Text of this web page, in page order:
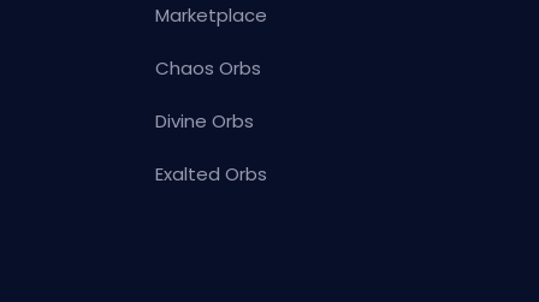
Marketplace
Chaos Orbs
Divine Orbs
Exalted Orbs